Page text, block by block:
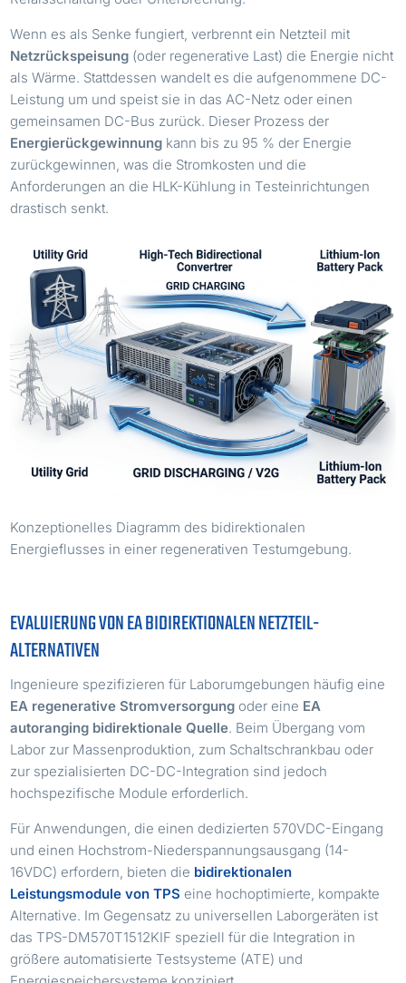
Wenn es als Senke fungiert, verbrennt ein Netzteil mit
Netzrückspeisung (oder regenerative Last) die Energie nicht
als Wärme. Stattdessen wandelt es die aufgenommene DC-
Leistung um und speist sie in das AC-Netz oder einen
gemeinsamen DC-Bus zurück. Dieser Prozess der
Energierückgewinnung kann bis zu 95 % der Energie
zurückgewinnen, was die Stromkosten und die
Anforderungen an die HLK-Kühlung in Testeinrichtungen
drastisch senkt.
Konzeptionelles Diagramm des bidirektionalen
Energieflusses in einer regenerativen Testumgebung.
EVALUIERUNG VON EA BIDIREKTIONALEN NETZTEIL-
ALTERNATIVEN
Ingenieure spezifizieren für Laborumgebungen häufig eine
EA regenerative Stromversorgung oder eine EA
autoranging bidirektionale Quelle. Beim Übergang vom
Labor zur Massenproduktion, zum Schaltschrankbau oder
zur spezialisierten DC-DC-Integration sind jedoch
hochspezifische Module erforderlich.
Für Anwendungen, die einen dedizierten 570VDC-Eingang
und einen Hochstrom-Niederspannungsausgang (14-
16VDC) erfordern, bieten die bidirektionalen
Leistungsmodule von TPS eine hochoptimierte, kompakte
Alternative. Im Gegensatz zu universellen Laborgeräten ist
das TPS-DM570T1512KIF speziell für die Integration in
größere automatisierte Testsysteme (ATE) und